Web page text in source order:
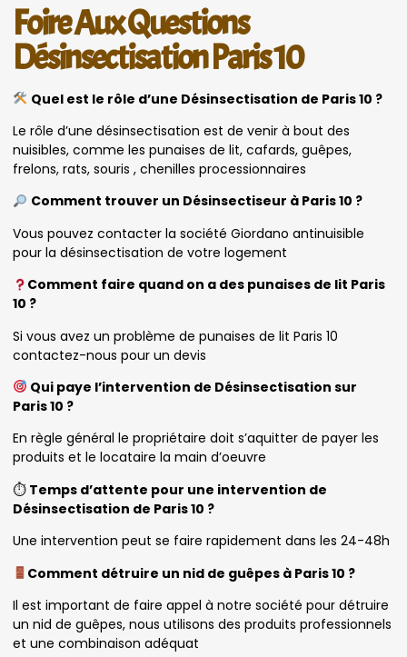
Foire Aux Questions
Désinsectisation Paris 10
Quel est le rôle d’une Désinsectisation de Paris 10 ?
Le rôle d’une désinsectisation est de venir à bout des
nuisibles, comme les punaises de lit, cafards, guêpes,
frelons, rats, souris , chenilles processionnaires
Comment trouver un Désinsectiseur à Paris 10 ?
Vous pouvez contacter la société Giordano antinuisible
pour la désinsectisation de votre logement
Comment faire quand on a des punaises de lit Paris
10 ?
Si vous avez un problème de punaises de lit Paris 10
contactez-nous pour un devis
Qui paye l’intervention de Désinsectisation sur
Paris 10 ?
En règle général le propriétaire doit s’aquitter de payer les
produits et le locataire la main d’oeuvre
⏱ Temps d’attente pour une intervention de
Désinsectisation de Paris 10 ?
Une intervention peut se faire rapidement dans les 24-48h
Comment détruire un nid de guêpes à Paris 10 ?
Il est important de faire appel à notre société pour détruire
un nid de guêpes, nous utilisons des produits professionnels
et une combinaison adéquat